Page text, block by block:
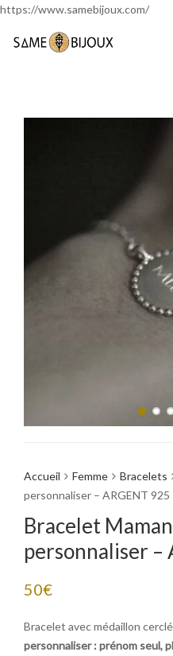
https://www.samebijoux.com/
Accueil Femme Bracelets
personnaliser – ARGENT 925
Bracelet
personnaliser –
50€
Bracelet avec médaillon
personnaliser : prénom seul,